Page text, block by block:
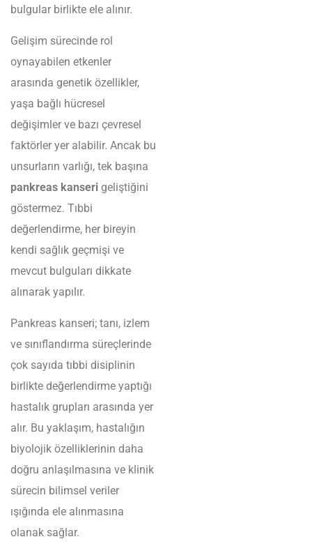
bulgular birlikte ele alınır.
Gelişim sürecinde rol
oynayabilen etkenler
arasında genetik özellikler,
yaşa bağlı hücresel
değişimler ve bazı çevresel
faktörler yer alabilir. Ancak bu
unsurların varlığı, tek başına
pankreas kanseri geliştiğini
göstermez. Tıbbi
değerlendirme, her bireyin
kendi sağlık geçmişi ve
mevcut bulguları dikkate
alınarak yapılır.
Pankreas kanseri; tanı, izlem
ve sınıflandırma süreçlerinde
çok sayıda tıbbi disiplinin
birlikte değerlendirme yaptığı
hastalık grupları arasında yer
alır. Bu yaklaşım, hastalığın
biyolojik özelliklerinin daha
doğru anlaşılmasına ve klinik
sürecin bilimsel veriler
ışığında ele alınmasına
olanak sağlar.